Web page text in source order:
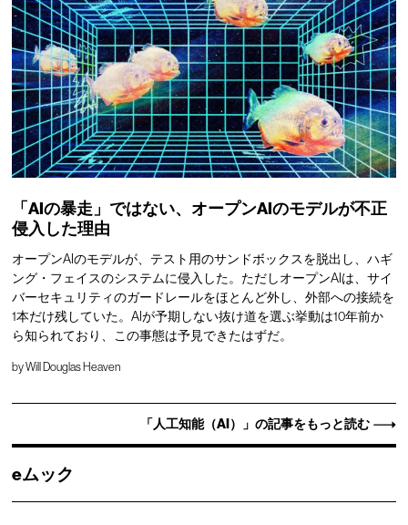
「AIの暴走」ではない、オープンAIのモデルが不正
侵入した理由
オープンAIのモデルが、テスト用のサンドボックスを脱出し、ハギ
ング・フェイスのシステムに侵入した。ただしオープンAIは、サイ
バーセキュリティのガードレールをほとんど外し、外部への接続を
1本だけ残していた。AIが予期しない抜け道を選ぶ挙動は10年前か
ら知られており、この事態は予見できたはずだ。
byWill Douglas Heaven
「人工知能（AI）」の記事をもっと読む
eムック